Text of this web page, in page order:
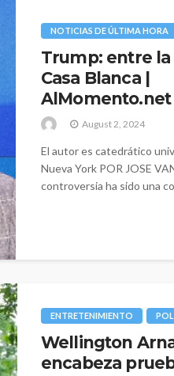
NOTICIAS DE ÚLTIMA HORA
Trump: entre la
Casa Blanca |
AlMomento.net
August 2, 2024
El autor es catedrático
Nueva York POR JOSE
controversia ha sido una
ENTRETENIMIENTO
Wellington
encabeza